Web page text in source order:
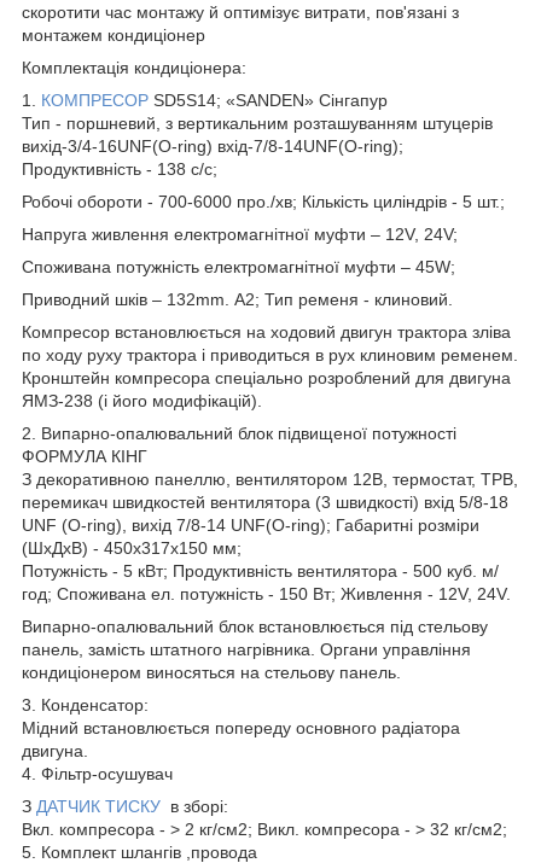
скоротити час монтажу й оптимізує витрати, пов'язані з
монтажем кондиціонер
Комплектація кондиціонера:
1. КОМПРЕСОР SD5S14; «SANDEN» Сінгапур
Тип - поршневий, з вертикальним розташуванням штуцерів
вихід-3/4-16UNF(O-ring) вхід-7/8-14UNF(O-ring);
Продуктивність - 138 с/c;
Робочі обороти - 700-6000 про./хв; Кількість циліндрів - 5 шт.;
Напруга живлення електромагнітної муфти – 12V, 24V;
Споживана потужність електромагнітної муфти – 45W;
Приводний шків – 132mm. А2; Тип ременя - клиновий.
Компресор встановлюється на ходовий двигун трактора зліва
по ходу руху трактора і приводиться в рух клиновим ременем.
Кронштейн компресора спеціально розроблений для двигуна
ЯМЗ-238 (і його модифікацій).
2. Випарно-опалювальний блок підвищеної потужності
ФОРМУЛА КІНГ
З декоративною панеллю, вентилятором 12В, термостат, ТРВ,
перемикач швидкостей вентилятора (3 швидкості) вхід 5/8-18
UNF (O-ring), вихід 7/8-14 UNF(O-ring); Габаритні розміри
(ШхДхВ) - 450х317х150 мм;
Потужність - 5 кВт; Продуктивність вентилятора - 500 куб. м/
год; Споживана ел. потужність - 150 Вт; Живлення - 12V, 24V.
Випарно-опалювальний блок встановлюється під стельову
панель, замість штатного нагрівника. Органи управління
кондиціонером виносяться на стельову панель.
3. Конденсатор:
Мідний встановлюється попереду основного радіатора
двигуна.
4. Фільтр-осушувач
З ДАТЧИК ТИСКУ в зборі:
Вкл. компресора - > 2 кг/см2; Викл. компресора - > 32 кг/см2;
5. Комплект шлангiв ,провода